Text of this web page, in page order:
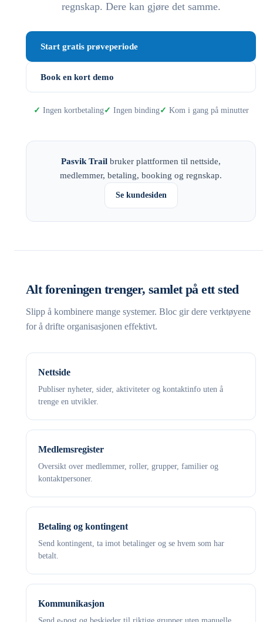
regnskap. Dere kan gjøre det samme.
Start gratis prøveperiode
Book en kort demo
Ingen kortbetaling Ingen binding Kom i gang på minutter
Pasvik Trail bruker plattformen til nettside,
medlemmer, betaling, booking og regnskap.
Se kundesiden
Alt foreningen trenger, samlet på ett sted
Slipp å kombinere mange systemer. Bloc gir dere verktøyene
for å drifte organisasjonen effektivt.
Nettside
Publiser nyheter, sider, aktiviteter og kontaktinfo uten å
trenge en utvikler.
Medlemsregister
Oversikt over medlemmer, roller, grupper, familier og
kontaktpersoner.
Betaling og kontingent
Send kontingent, ta imot betalinger og se hvem som har
betalt.
Kommunikasjon